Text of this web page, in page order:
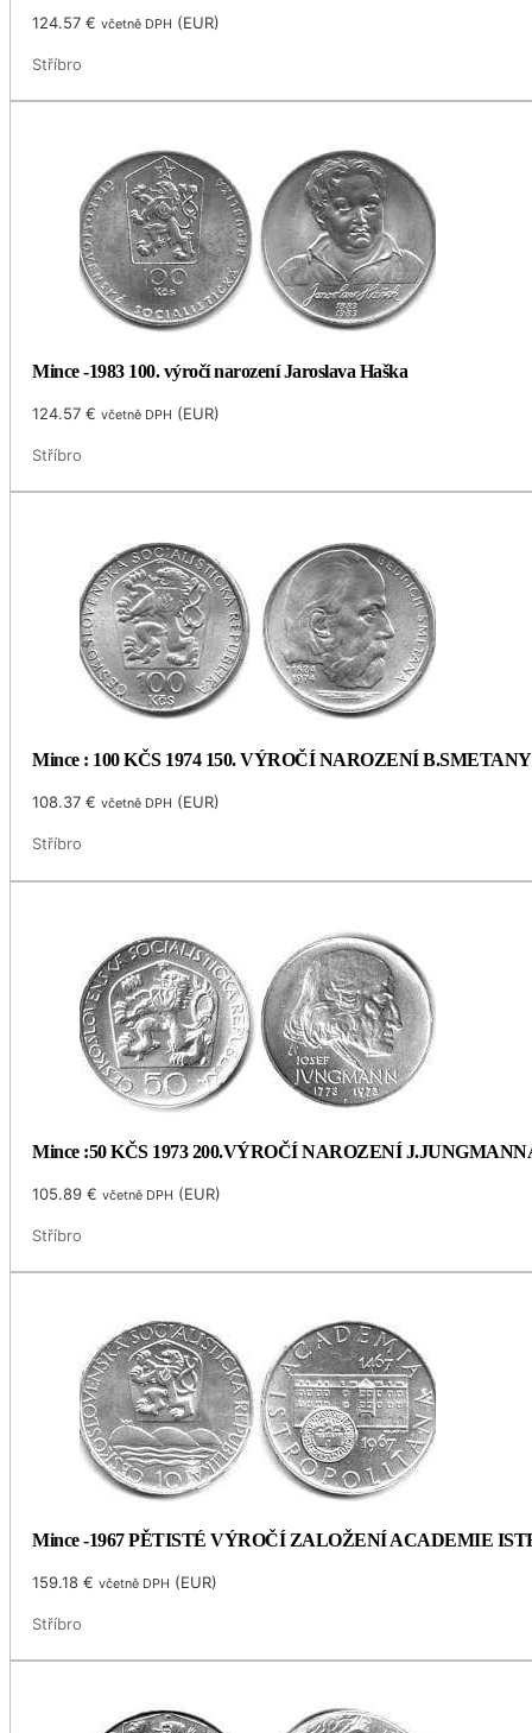
124.57€ včetně DPH (EUR)
Stříbro
Mince -1983 100. výročí narození Jaroslava Haška
124.57€ včetně DPH (EUR)
Stříbro
Mince : 100 KČS 1974 150. VÝROČÍ NAROZENÍ B.SMETANY
108.37€ včetně DPH (EUR)
Stříbro
Mince :50 KČS 1973 200.VÝROČÍ NAROZENÍ
105.89€ včetně DPH (EUR)
Stříbro
Mince -1967 PĚTISTÉ VÝROČÍ ZALOŽENÍ ACADEMIE
159.18€ včetně DPH (EUR)
Stříbro